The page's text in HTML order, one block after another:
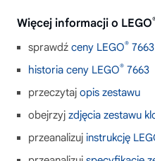
Więcej informacji o LEGO
sprawdź ceny LEGO® 7663
historia ceny LEGO® 7663
przeczytaj opis zestawu
obejrzyj zdjęcia zestawu
przeanalizuj instrukcję